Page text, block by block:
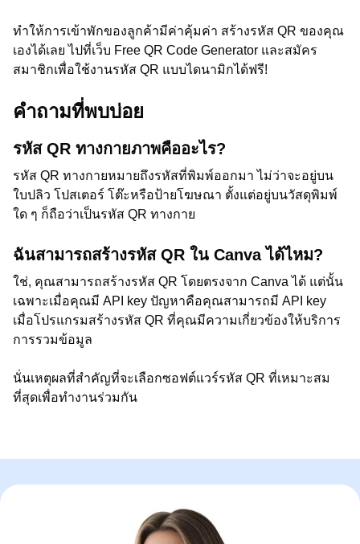
ทำให้การเข้าพักของลูกค้ามีค่าคุ้มค่า สร้างรหัส QR ของคุณ
เองได้เลย ไปที่เว็บ Free QR Code Generator และสมัคร
สมาชิกเพื่อใช้งานรหัส QR แบบไดนามิกได้ฟรี!
คำถามที่พบบ่อย
รหัส QR ทางกายภาพคืออะไร?
รหัส QR ทางกายหมายถึงรหัสที่พิมพ์ออกมา ไม่ว่าจะอยู่บน
ใบปลิว โปสเตอร์ โต๊ะหรือป้ายโฆษณา ตั้งแต่อยู่บนวัสดุพิมพ์
ใด ๆ ก็ถือว่าเป็นรหัส QR ทางกาย
ฉันสามารถสร้างรหัส QR ใน Canva ได้ไหม?
ใช่, คุณสามารถสร้างรหัส QR โดยตรงจาก Canva ได้ แต่นั้น
เฉพาะเมื่อคุณมี API key ปัญหาคือคุณสามารถมี API key
เมื่อโปรแกรมสร้างรหัส QR ที่คุณมีความเกี่ยวข้องให้บริการ
การรวมข้อมูล
นั่นเหตุผลที่สำคัญที่จะเลือกซอฟต์แวร์รหัส QR ที่เหมาะสม
ที่สุดเพื่อทำงานร่วมกัน